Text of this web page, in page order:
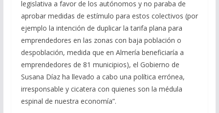
legislativa a favor de los autónomos y no paraba de
aprobar medidas de estímulo para estos colectivos (por
ejemplo la intención de duplicar la tarifa plana para
emprendedores en las zonas con baja población o
despoblación, medida que en Almería beneficiaría a
emprendedores de 81 municipios), el Gobierno de
Susana Díaz ha llevado a cabo una política errónea,
irresponsable y cicatera con quienes son la médula
espinal de nuestra economía”.